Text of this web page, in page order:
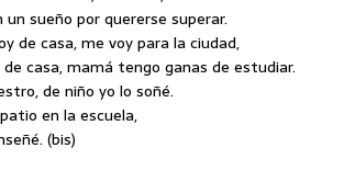
un sueño por quererse superar.
de casa, me voy para la ciudad,
casa, mamá tengo ganas de estudiar.
de niño yo lo soñé.
en la escuela,
(bis)